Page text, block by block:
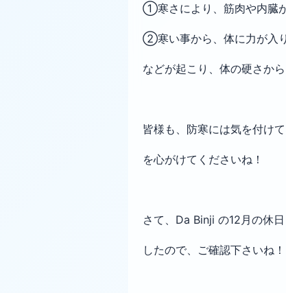
①寒さにより、筋肉や内臓
②寒い事から、体に力が入
などが起こり、体の硬さか
皆様も、防寒には気を付け
を心がけてくださいね！
さて、Da Binji の12月の休
したので、ご確認下さいね！